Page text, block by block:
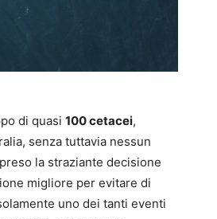
di quasi 100 cetacei,
senza tuttavia nessun
la straziante decisione
migliore per evitare di
uno dei tanti eventi